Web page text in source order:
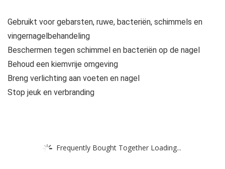
Gebruikt voor gebarsten, ruwe, bacteriën, schimmels en
vingernagelbehandeling
Beschermen tegen schimmel en bacteriën op de nagel
Behoud een kiemvrije omgeving
Breng verlichting aan voeten en nagel
Stop jeuk en verbranding
Frequently Bought Together Loading...